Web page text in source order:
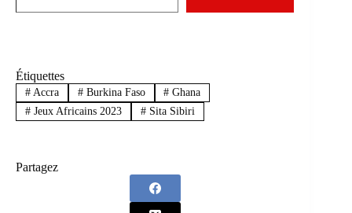
Étiquettes
#Accra #Burkina Faso # Ghana
#Jeux Africains 2023 #Sita Sibiri
Partagez